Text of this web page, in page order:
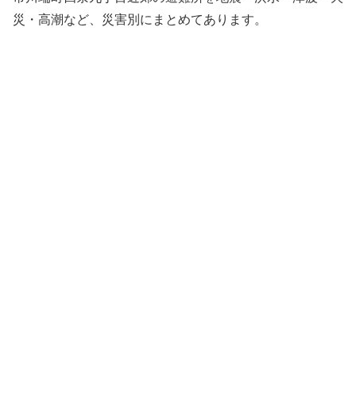
災・高潮など、災害別にまとめてあります。